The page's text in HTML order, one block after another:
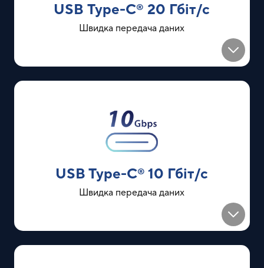
USB Type-C® 20 Гбіт/с
Швидка передача даних
USB Type-C® 10 Гбіт/с
Швидка передача даних